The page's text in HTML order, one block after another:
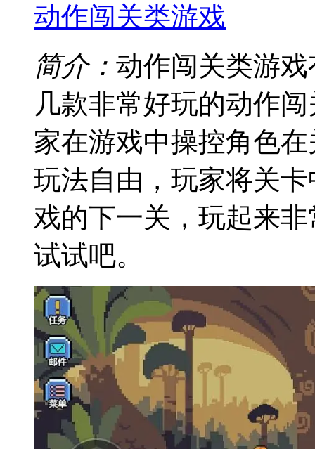
动作闯关类游戏
简介： 动作闯关类游
几款非常好玩的动作
家在游戏中操控角色
玩法自由，玩家将关
戏的下一关，玩起来
试试吧。